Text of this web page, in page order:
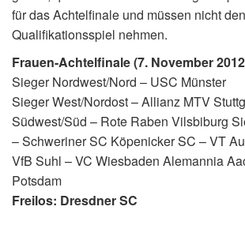
für das Achtelfinale und müssen nicht
Qualifikationsspiel nehmen.
Frauen-Achtelfinale (7. November
Sieger Nordwest/Nord – USC Münster
Sieger West/Nordost – Allianz MTV
Südwest/Süd – Rote Raben Vilsbiburg
– Schweriner SC Köpenicker SC – VT
VfB Suhl – VC Wiesbaden Alemannia
Potsdam
Freilos: Dresdner SC